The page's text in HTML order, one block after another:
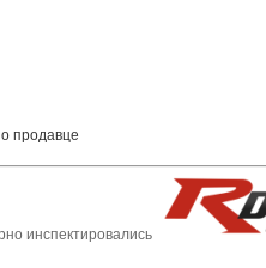
продавце
инспектировались